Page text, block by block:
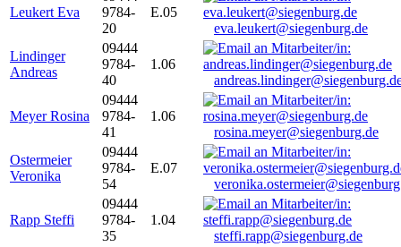
Leukert Eva
9784-
20
E.05
eva.leukert@siegenburg.de
Lindinger
Andreas
09444
9784-
40
1.06
Meyer Rosina
09444
9784-
41
1.06
rosina.meyer@siegenburg.de
Ostermeier
Veronika
09444
9784-
54
E.07
Rapp Steffi
09444
9784-
35
1.04
steffi.rapp@siegenburg.de